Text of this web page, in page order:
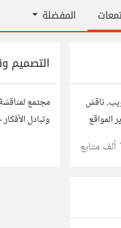
المفضلة
ناقش
المواقع
مع
متابع
التصميم
مجتمع
وتبادل
وقابلية
مصممين